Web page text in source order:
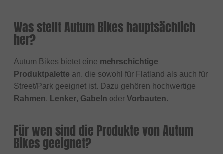
Was stellt Autum Bikes hauptsächlich
her?
Autum Bikes bietet eine mehrschichtige
Produktpalette an, die sowohl für Flatland als auch für
Street/Park geeignet ist. Dazu gehören hochwertige
Rahmen, Lenker, Gabeln oder Vorbauten.
Für wen sind die Produkte von Autum
Bikes geeignet?